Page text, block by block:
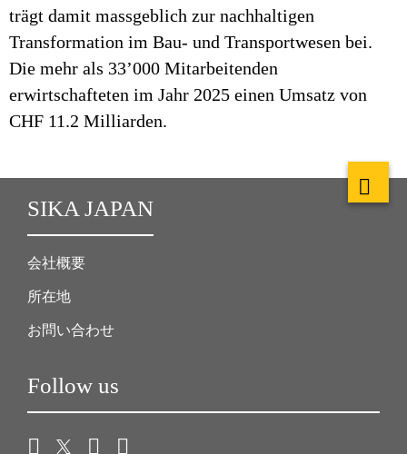
trägt damit massgeblich zur nachhaltigen
Transformation im Bau- und Transportwesen bei.
Die mehr als 33’000 Mitarbeitenden
erwirtschafteten im Jahr 2025 einen Umsatz von
CHF 11.2 Milliarden.
SIKA JAPAN
会社概要
所在地
お問い合わせ
Follow us